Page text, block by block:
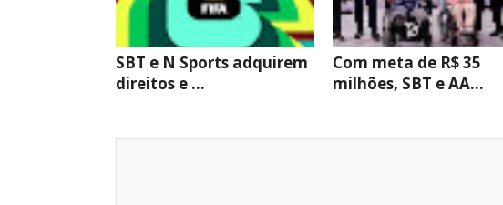
SBT e N Sports adquirem
direitos e ...
Com meta de R$ 35
milhões, SBT e AA...